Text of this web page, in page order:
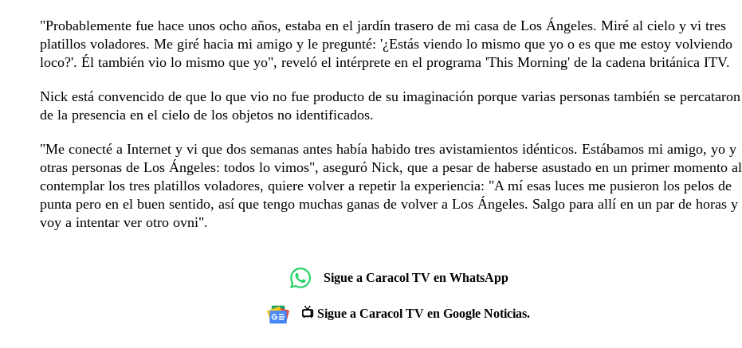
"Probablemente fue hace unos ocho años, estaba en el jardín trasero de mi casa de Los Ángeles. Miré al cielo y vi tres
platillos voladores. Me giré hacia mi amigo y le pregunté: '¿Estás viendo lo mismo que yo o es que me estoy volviendo
loco?'. Él también vio lo mismo que yo", reveló el intérprete en el programa 'This Morning' de la cadena británica ITV.
Nick está convencido de que lo que vio no fue producto de su imaginación porque varias personas también se percataron
de la presencia en el cielo de los objetos no identificados.
"Me conecté a Internet y vi que dos semanas antes había habido tres avistamientos idénticos. Estábamos mi amigo, yo y
otras personas de Los Ángeles: todos lo vimos", aseguró Nick, que a pesar de haberse asustado en un primer momento al
contemplar los tres platillos voladores, quiere volver a repetir la experiencia: "A mí esas luces me pusieron los pelos de
punta pero en el buen sentido, así que tengo muchas ganas de volver a Los Ángeles. Salgo para allí en un par de horas y
voy a intentar ver otro ovni".
Sigue a Caracol TV en WhatsApp
📺 Sigue a Caracol TV en Google Noticias.